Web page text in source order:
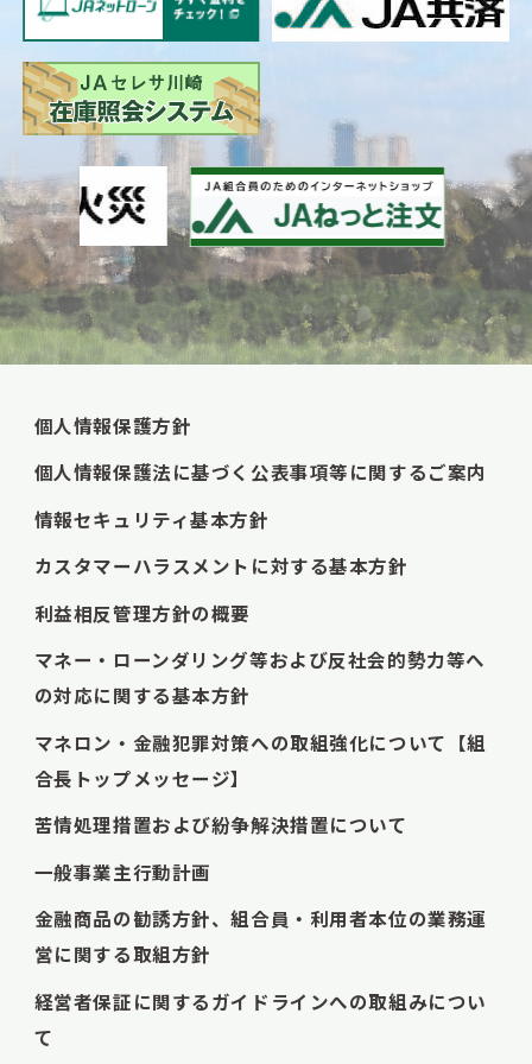
個人情報保護方針
個人情報保護法に基づく公表事項等に関するご案内
情報セキュリティ基本方針
カスタマーハラスメントに対する基本方針
利益相反管理方針の概要
マネー・ローンダリング等および反社会的勢力等へ
の対応に関する基本方針
マネロン・金融犯罪対策への取組強化について【組
合長トップメッセージ】
苦情処理措置および紛争解決措置について
一般事業主行動計画
金融商品の勧誘方針、組合員・利用者本位の業務運
営に関する取組方針
経営者保証に関するガイドラインへの取組みについ
て